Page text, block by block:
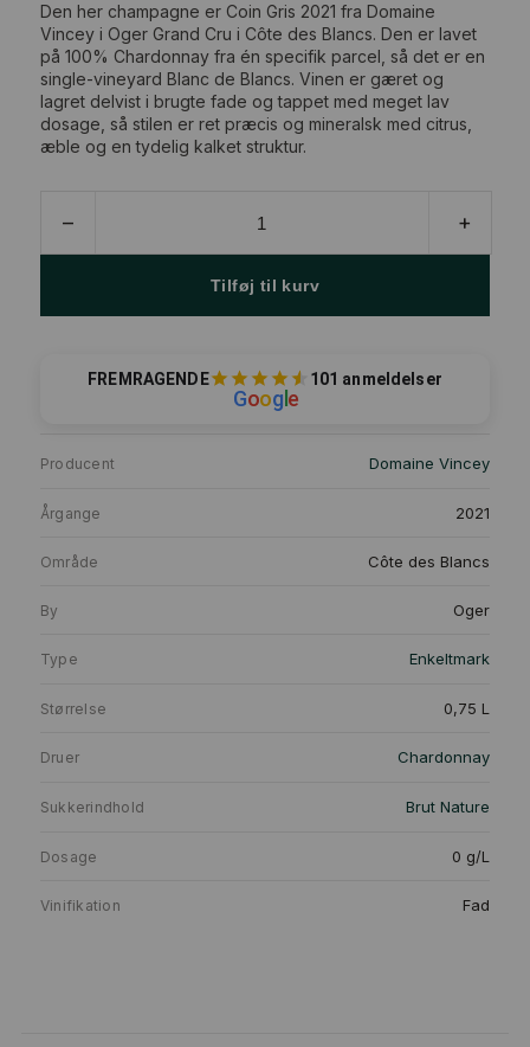
Den her champagne er Coin Gris 2021 fra Domaine
Vincey i Oger Grand Cru i Côte des Blancs. Den er lavet
på 100% Chardonnay fra én specifik parcel, så det er en
single-vineyard Blanc de Blancs. Vinen er gæret og
lagret delvist i brugte fade og tappet med meget lav
dosage, så stilen er ret præcis og mineralsk med citrus,
æble og en tydelig kalket struktur.
–
Vincey,
antal
+
Tilføj til kurv
FREMRAGENDE 101 anmeldelser
Goog e
Producent Domaine Vincey
Årgange 2021
Område Côte des Blancs
By Oger
Type Enkeltmark
Størrelse 0,75 L
Druer Chardonnay
Sukkerindhold Brut Nature
Dosage 0 g/L
Vinifikation Fad